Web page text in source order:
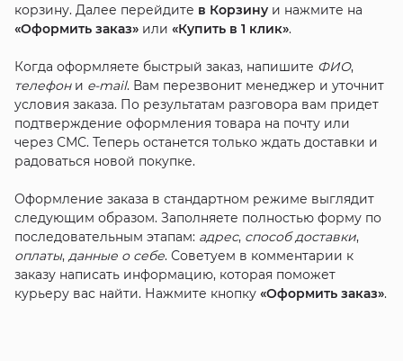
корзину. Далее перейдите в Корзинуи нажмите на
«Оформить заказ»или «Купить в 1 клик».
Когда оформляете быстрый заказ, напишите ФИО,
телефони e-mail. Вам перезвонит менеджер и уточнит
условия заказа. По результатам разговора вам придет
подтверждение оформления товара на почту или
через СМС. Теперь останется только ждать доставки и
радоваться новой покупке.
Оформление заказа в стандартном режиме выглядит
следующим образом. Заполняете полностью форму по
последовательным этапам: адрес, способ доставки,
оплаты, данные о себе. Советуем в комментарии к
заказу написать информацию, которая поможет
курьеру вас найти. Нажмите кнопку «Оформить заказ».